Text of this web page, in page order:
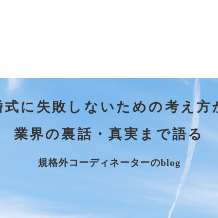
式に失敗しないための考え方
業界の裏話・真実まで語る
規格外コーディネーターのblog